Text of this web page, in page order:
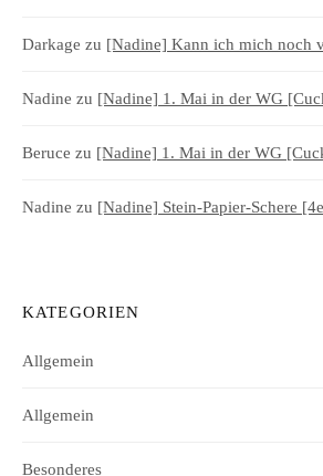
Darkage zu [Nadine] Kann ich mich noch
Nadine zu [Nadine] 1. Mai in der WG
Beruce zu [Nadine] 1. Mai in der WG
Nadine zu [Nadine] Stein-Papier-Schere
KATEGORIEN
Allgemein
Allgemein
Besonderes